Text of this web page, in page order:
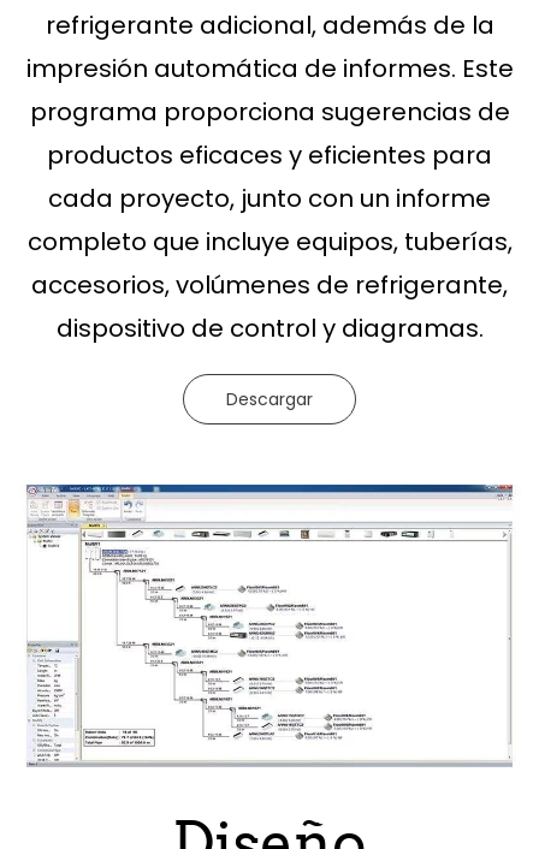
refrigerante adicional, además de la
impresión automática de informes. Este
programa proporciona sugerencias de
productos eficaces y eficientes para
cada proyecto, junto con un informe
completo que incluye equipos, tuberías,
accesorios, volúmenes de refrigerante,
dispositivo de control y diagramas.
Descargar